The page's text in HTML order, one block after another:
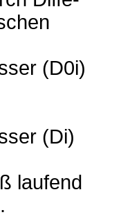
(D0i)
(Di)
laufend